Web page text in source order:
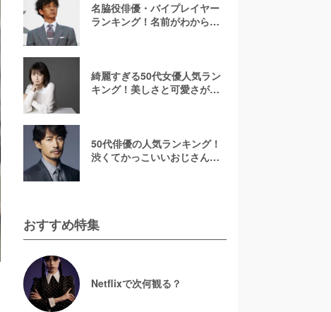
名脇役俳優・バイプレイヤー
ランキング！名前がわからな
綺麗すぎる50代女優人気ラン
キング！美しさと可愛さが魅
50代俳優の人気ランキング！
渋くてかっこいいおじさん俳
おすすめ特集
Netflixで次何観る？